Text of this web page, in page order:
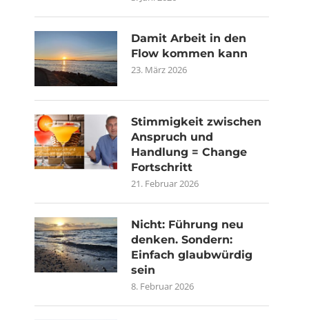
Damit Arbeit in den
Flow kommen kann
23. März 2026
Stimmigkeit zwischen
Anspruch und
Handlung = Change
Fortschritt
21. Februar 2026
Nicht: Führung neu
denken. Sondern:
Einfach glaubwürdig
sein
8. Februar 2026